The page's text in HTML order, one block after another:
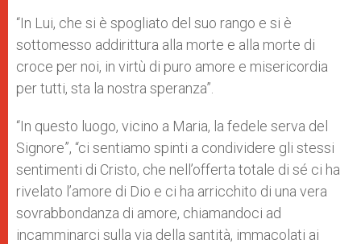
“In Lui, che si è spogliato del suo rango e si è
sottomesso addirittura alla morte e alla morte di
croce per noi, in virtù di puro amore e misericordia
per tutti, sta la nostra speranza”.
“In questo luogo, vicino a Maria, la fedele serva del
Signore”, “ci sentiamo spinti a condividere gli stessi
sentimenti di Cristo, che nell’offerta totale di sé ci ha
rivelato l’amore di Dio e ci ha arricchito di una vera
sovrabbondanza di amore, chiamandoci ad
incamminarci sulla via della santità, immacolati ai